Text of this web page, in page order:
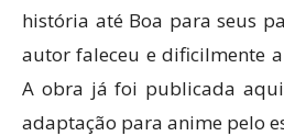
história até Boa para seus
autor faleceu e dificilmente
A obra já foi publicada
adaptação para anime pelo